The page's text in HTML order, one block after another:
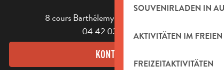
SOUVENIRLADEN IN
AKTIVITÄTEN IM FREIEN
FREIZEITAKTIVITÄTEN
8 cours Barthélemy - 13400 Aubagne
04 42 03 49 98
KONTAKT